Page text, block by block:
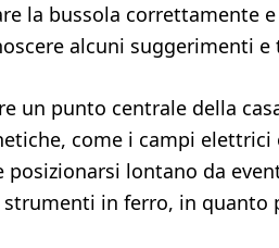
la bussola correttamente
alcuni suggerimenti e
un punto centrale della
come i campi
lontano da
in ferro, in quanto